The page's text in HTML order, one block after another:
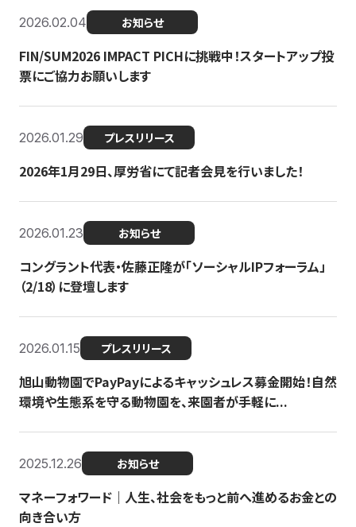
2026.02.04 お知らせ
FIN/SUM2026 IMPACT PICHに挑戦中！スタートアップ投
票にご協力お願いします
2026.01.29 プレスリリース
2026年1月29日、厚労省にて記者会見を行いました！
2026.01.23 お知らせ
コングラント代表・佐藤正隆が「ソーシャルIPフォーラム」
（2/18）に登壇します
2026.01.15 プレスリリース
旭山動物園でPayPayによるキャッシュレス募金開始！自然
環境や生態系を守る動物園を、来園者が手軽に...
2025.12.26 お知らせ
マネーフォワード｜人生、社会をもっと前へ進めるお金との
向き合い方